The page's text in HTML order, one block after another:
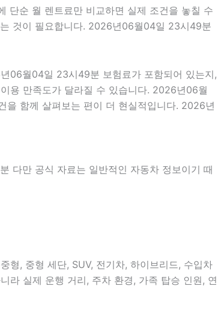
단순 월 렌트료만 비교하면 실제 조건을 놓칠 수
것이 필요합니다. 2026년06월04일 23시49분
06월04일 23시49분 보험료가 포함되어 있는지,
용 만족도가 달라질 수 있습니다. 2026년06월
을 함께 살펴보는 편이 더 현실적입니다. 2026년
다만 공식 자료는 일반적인 자동차 정보이기 때
, 중형 세단, SUV, 전기차, 하이브리드, 수입차
라 실제 운행 거리, 주차 환경, 가족 탑승 인원, 연